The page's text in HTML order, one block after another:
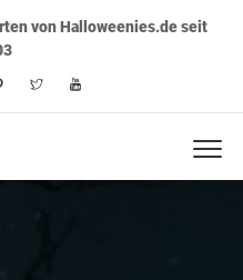
von Halloweenies.de seit